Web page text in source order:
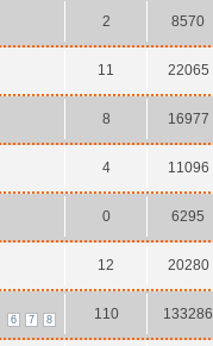
2 8570
11 22065
8 16977
4 11096
0 6295
12 20280
6 7 8 110 133286